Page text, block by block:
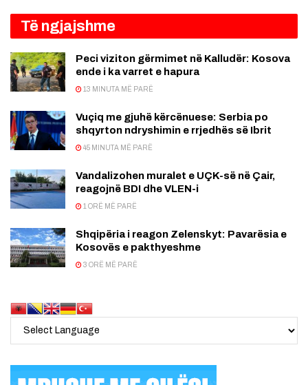
Të ngjajshme
Peci viziton gërmimet në Kalludër: Kosova
ende i ka varret e hapura
13 MINUTA MË PARË
Vuçiq me gjuhë kërcënuese: Serbia po
shqyrton ndryshimin e rrjedhës së Ibrit
45 MINUTA MË PARË
Vandalizohen muralet e UÇK-së në Çair,
reagojnë BDI dhe VLEN-i
1 ORË MË PARË
Shqipëria i reagon Zelenskyt: Pavarësia e
Kosovës e pakthyeshme
3 ORË MË PARË